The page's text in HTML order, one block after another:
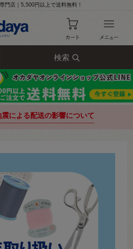
門店｜5,500円以上で送料無料！
検索
震による配送の影響について